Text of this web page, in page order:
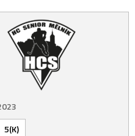
5(K)